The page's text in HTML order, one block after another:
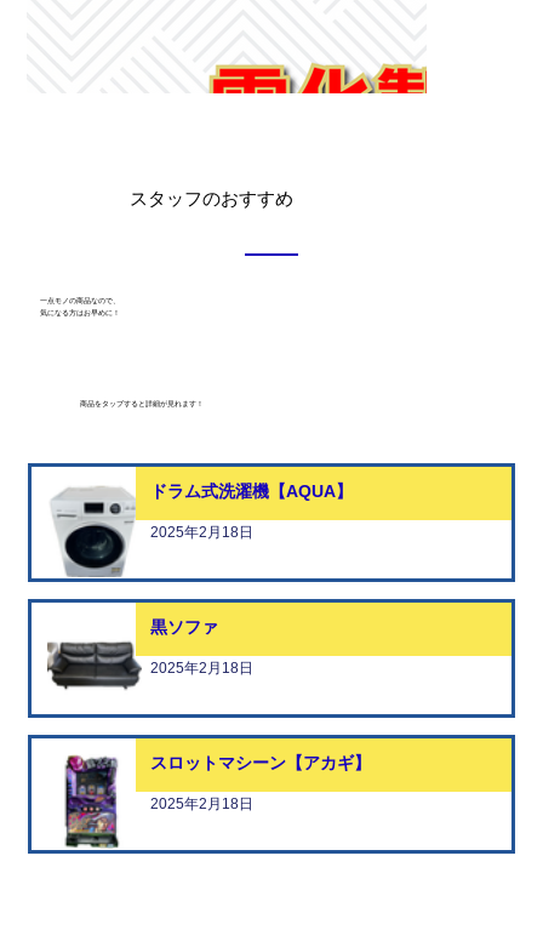
一点モノの商品なので、
気になる方はお早めに！
スタッフのおすすめ
商品をタップすると詳細が見れます！
ドラム式洗濯機【AQUA】
2025年2月18日
黒ソファ
2025年2月18日
スロットマシーン【アカギ】
2025年2月18日